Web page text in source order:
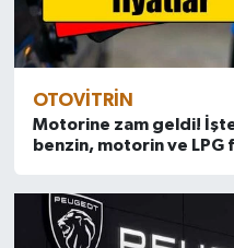
OTOVITRIN
Motorine zam geldi!
benzin, motorin ve LPG